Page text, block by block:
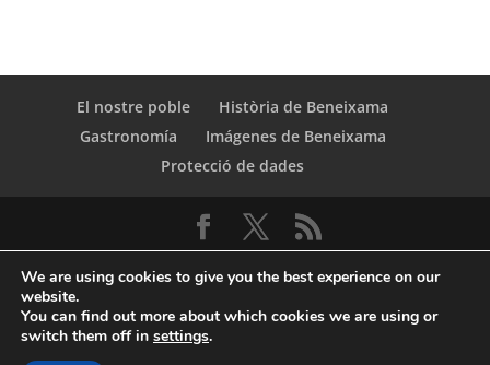
El nostre poble
Història de Beneixama
Gastronomía
Imágenes de Beneixama
Protecció de dades
We are using cookies to give you the best experience on our
website.
You can find out more about which cookies we are using or
switch them off in settings.